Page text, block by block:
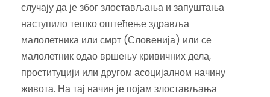
случају да је због злостављања и запуштања
наступило тешко оштећење здравља
малолетника или смрт (Словенија) или се
малолетник одао вршењу кривичних дела,
проституцији или другом асоцијалном начину
живота. На тај начин је појам злостављања